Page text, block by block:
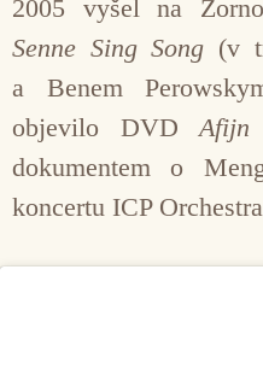
2005 vyšel na
Senne Sing Song (v
a Benem
objevilo DVD Afijn
dokumentem o
koncertu ICP